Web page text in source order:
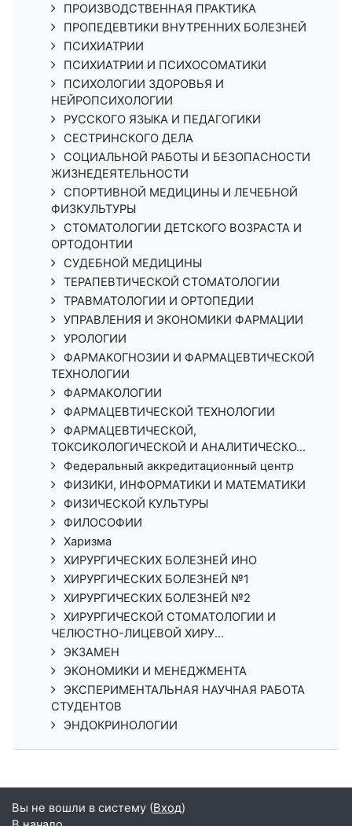
ПРОИЗВОДСТВЕННАЯ ПРАКТИКА
ПРОПЕДЕВТИКИ ВНУТРЕННИХ БОЛЕЗНЕЙ
ПСИХИАТРИИ
ПСИХИАТРИИ И ПСИХОСОМАТИКИ
ПСИХОЛОГИИ ЗДОРОВЬЯ И
НЕЙРОПСИХОЛОГИИ
РУССКОГО ЯЗЫКА И ПЕДАГОГИКИ
СЕСТРИНСКОГО ДЕЛА
СОЦИАЛЬНОЙ РАБОТЫ И БЕЗОПАСНОСТИ
ЖИЗНЕДЕЯТЕЛЬНОСТИ
СПОРТИВНОЙ МЕДИЦИНЫ И ЛЕЧЕБНОЙ
ФИЗКУЛЬТУРЫ
СТОМАТОЛОГИИ ДЕТСКОГО ВОЗРАСТА И
ОРТОДОНТИИ
СУДЕБНОЙ МЕДИЦИНЫ
ТЕРАПЕВТИЧЕСКОЙ СТОМАТОЛОГИИ
ТРАВМАТОЛОГИИ И ОРТОПЕДИИ
УПРАВЛЕНИЯ И ЭКОНОМИКИ ФАРМАЦИИ
УРОЛОГИИ
ФАРМАКОГНОЗИИ И ФАРМАЦЕВТИЧЕСКОЙ
ТЕХНОЛОГИИ
ФАРМАКОЛОГИИ
ФАРМАЦЕВТИЧЕСКОЙ ТЕХНОЛОГИИ
ФАРМАЦЕВТИЧЕСКОЙ,
ТОКСИКОЛОГИЧЕСКОЙ И АНАЛИТИЧЕСКО...
Федеральный аккредитационный центр
ФИЗИКИ, ИНФОРМАТИКИ И МАТЕМАТИКИ
ФИЗИЧЕСКОЙ КУЛЬТУРЫ
ФИЛОСОФИИ
Харизма
ХИРУРГИЧЕСКИХ БОЛЕЗНЕЙ ИНО
ХИРУРГИЧЕСКИХ БОЛЕЗНЕЙ №1
ХИРУРГИЧЕСКИХ БОЛЕЗНЕЙ №2
ХИРУРГИЧЕСКОЙ СТОМАТОЛОГИИ И
ЧЕЛЮСТНО-ЛИЦЕВОЙ ХИРУ...
ЭКЗАМЕН
ЭКОНОМИКИ И МЕНЕДЖМЕНТА
ЭКСПЕРИМЕНТАЛЬНАЯ НАУЧНАЯ РАБОТА
СТУДЕНТОВ
ЭНДОКРИНОЛОГИИ
Вы не вошли в систему (Вход)